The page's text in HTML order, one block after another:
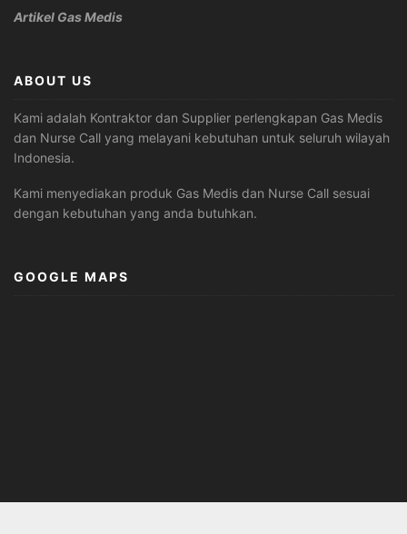
Artikel Gas Medis
ABOUT US
Kami adalah Kontraktor dan Supplier perlengkapan Gas Medis
dan Nurse Call yang melayani kebutuhan untuk seluruh wilayah
Indonesia.
Kami menyediakan produk Gas Medis dan Nurse Call sesuai
dengan kebutuhan yang anda butuhkan.
GOOGLE MAPS